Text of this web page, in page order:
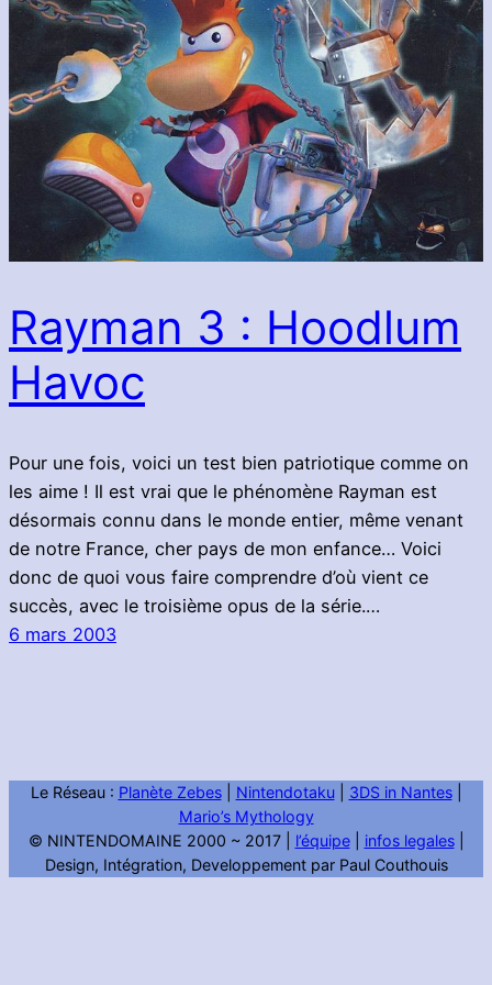
Rayman 3 : Hoodlum
Havoc
Pour une fois, voici un test bien patriotique comme on
les aime ! Il est vrai que le phénomène Rayman est
désormais connu dans le monde entier, même venant
de notre France, cher pays de mon enfance… Voici
donc de quoi vous faire comprendre d’où vient ce
succès, avec le troisième opus de la série.…
6 mars 2003
Le Réseau : Planète Zebes| Nintendotaku| 3DS in Nantes|
Mario’s Mythology
© NINTENDOMAINE 2000 ~ 2017 | l’équipe| infos legales|
Design, Intégration, Developpement par Paul Couthouis